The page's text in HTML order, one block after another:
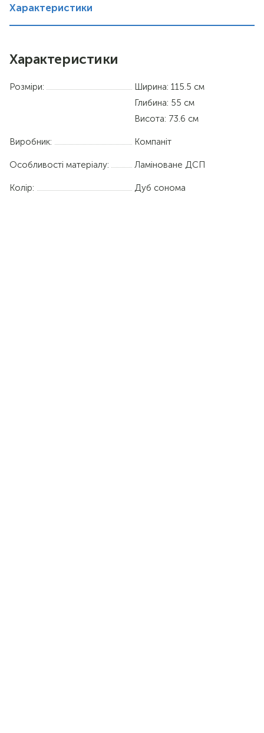
німфея альба
Характеристики
Характеристики
Розміри:
Ширина: 115.5 см
Глибина: 55 см
Висота: 73.6 см
Виробник: Компаніт
Особливості матеріалу: Ламіноване ДСП
Колір: Дуб сонома